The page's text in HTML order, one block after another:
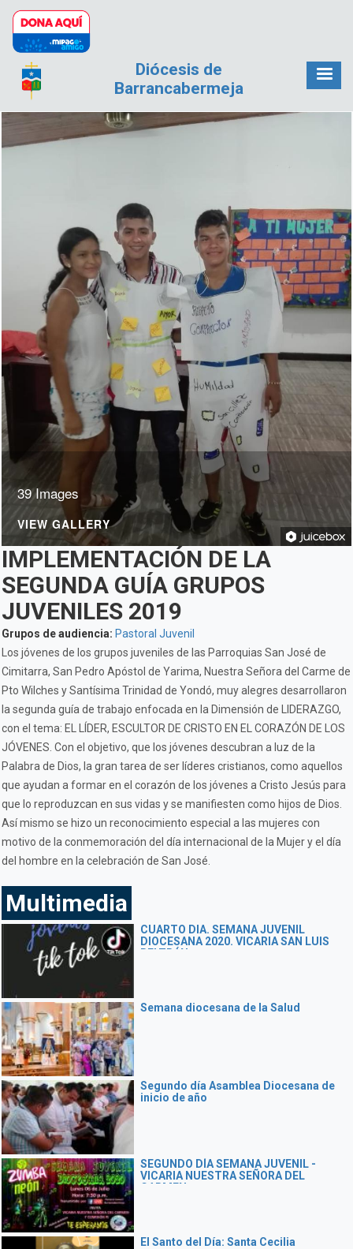
Pasar al contenido principal
Diócesis de
Barrancabermeja
39 Images
VIEW GALLERY
IMPLEMENTACIÓN DE LA
SEGUNDA GUÍA GRUPOS
JUVENILES 2019
Grupos de audiencia: Pastoral Juvenil
Los jóvenes de los grupos juveniles de las Parroquias San José de
Cimitarra, San Pedro Apóstol de Yarima, Nuestra Señora del Carme de
Pto Wilches y Santísima Trinidad de Yondó, muy alegres desarrollaron
la segunda guía de trabajo enfocada en la Dimensión de LIDERAZGO,
con el tema: EL LÍDER, ESCULTOR DE CRISTO EN EL CORAZÓN DE LOS
JÓVENES. Con el objetivo, que los jóvenes descubran a luz de la
Palabra de Dios, la gran tarea de ser líderes cristianos, como aquellos
que ayudan a formar en el corazón de los jóvenes a Cristo Jesús para
que lo reproduzcan en sus vidas y se manifiesten como hijos de Dios.
Así mismo se hizo un reconocimiento especial a las mujeres con
motivo de la conmemoración del día internacional de la Mujer y el día
del hombre en la celebración de San José.
Multimedia
CUARTO DIA. SEMANA JUVENIL
DIOCESANA 2020. VICARIA SAN LUIS
BELTRÁN
Semana diocesana de la Salud
Segundo día Asamblea Diocesana de
inicio de año
SEGUNDO DÍA SEMANA JUVENIL -
VICARIA NUESTRA SEÑORA DEL
CARMEN
El Santo del Día: Santa Cecilia